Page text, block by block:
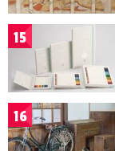
15
16